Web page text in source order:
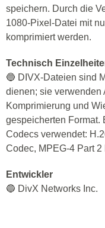
speichern. Durch die
1080-Pixel-Datei mit
komprimiert werden.
Technisch
🔵 DIVX-Dateien sind
dienen; sie verwenden
Komprimierung und
gespeicherten Format.
Codecs verwendet:
Codec, MPEG-4 Part
Entwickler
🔵 DivX Networks Inc.